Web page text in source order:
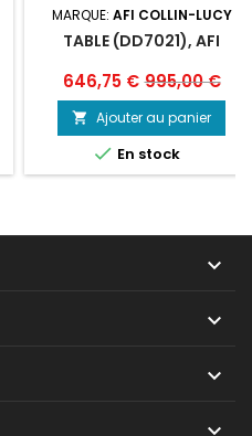
MARQUE: AFI COLLIN-LUCY
TABLE (DD7021), AFI
Prix
646,75 € Prix
de
base
995,00 €
 Ajouter au panier
 En stock


